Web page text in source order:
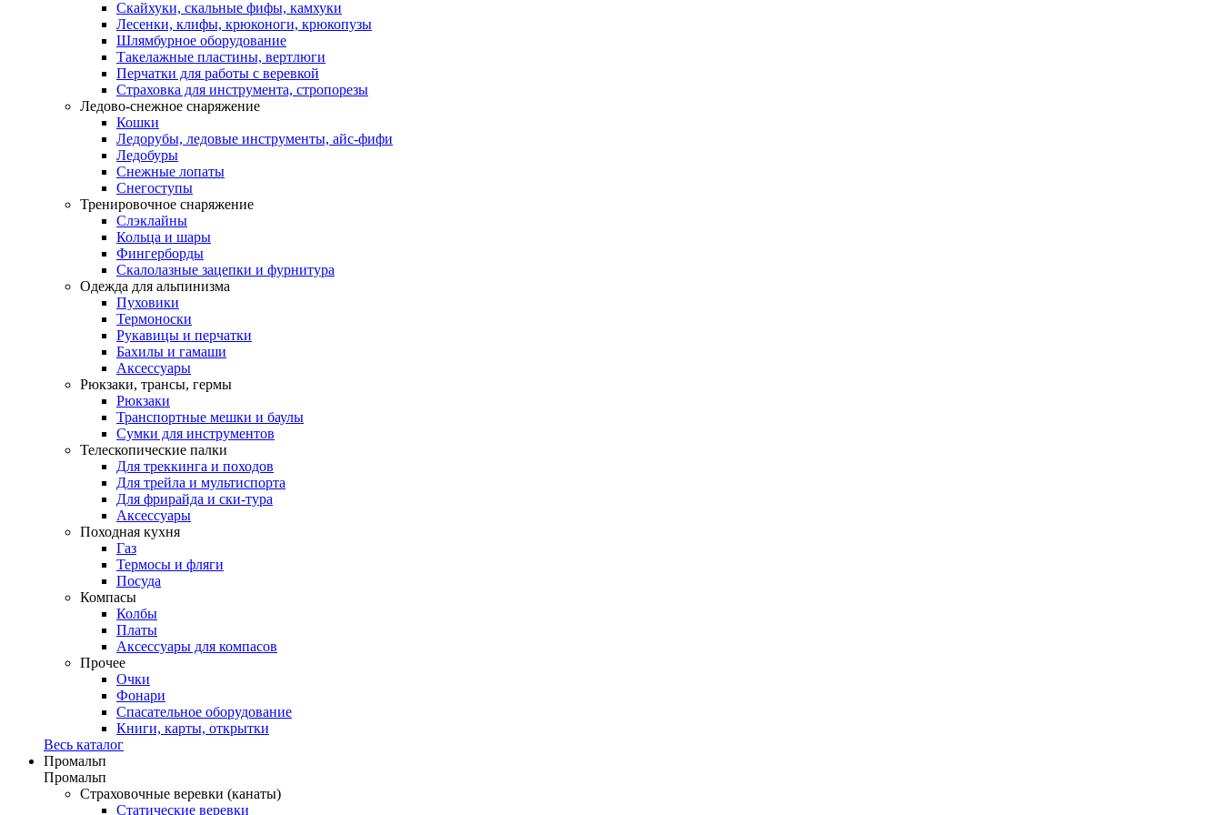
Скайхуки, скальные фифы, камхуки
Лесенки, клифы, крюконоги, крюкопузы
Шлямбурное оборудование
Такелажные пластины, вертлюги
Перчатки для работы с веревкой
Страховка для инструмента, стропорезы
Ледово-снежное снаряжение
Кошки
Ледорубы, ледовые инструменты, айс-фифи
Ледобуры
Снежные лопаты
Снегоступы
Тренировочное снаряжение
Слэклайны
Кольца и шары
Фингерборды
Скалолазные зацепки и фурнитура
Одежда для альпинизма
Пуховики
Термоноски
Рукавицы и перчатки
Бахилы и гамаши
Аксессуары
Рюкзаки, трансы, гермы
Рюкзаки
Транспортные мешки и баулы
Сумки для инструментов
Телескопические палки
Для треккинга и походов
Для трейла и мультиспорта
Для фрирайда и ски-тура
Аксессуары
Походная кухня
Газ
Термосы и фляги
Посуда
Компасы
Колбы
Платы
Аксессуары для компасов
Прочее
Очки
Фонари
Спасательное оборудование
Книги, карты, открытки
Весь каталог
Промальп
Промальп
Страховочные веревки (канаты)
Статические веревки